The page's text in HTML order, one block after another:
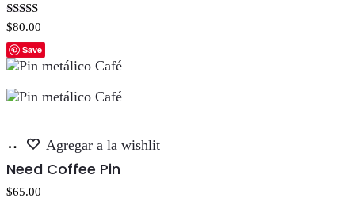
Valorado con
de 5
$80.00
Save
Añadir
carrito
Agregar a la wishlit
Need Coffee Pin
$65.00